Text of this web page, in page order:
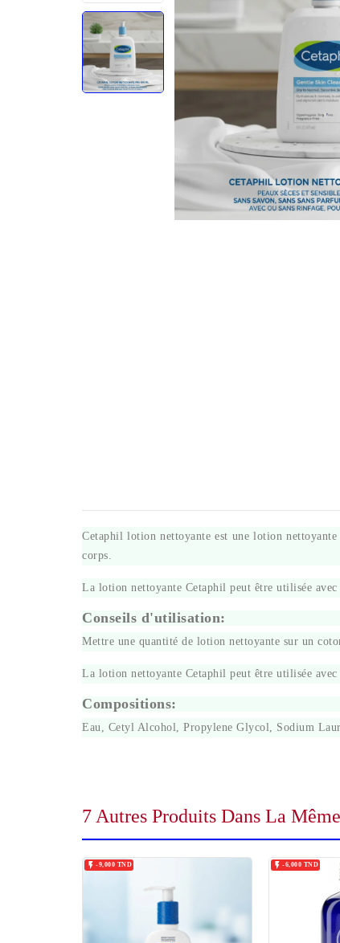
Cetaphil lotion nettoyante est une lotion
corps.
La lotion nettoyante Cetaphil peut être utilisée
Conseils d'utilisation:
Mettre une quantité de lotion nettoyante sur un
La lotion nettoyante Cetaphil peut être utilisée avec
Compositions:
Eau, Cetyl Alcohol, Propylene Glycol, Sodium
7 Autres Produits Dans La
 -9,000 TND  -6,000 TND